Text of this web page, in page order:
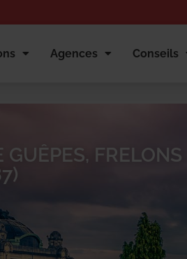
Agences Conseils
FRELONS